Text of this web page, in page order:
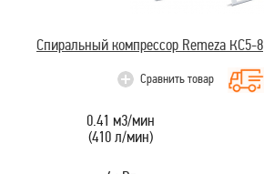
Спиральный компрессор Remeza КС5-8
Сравнить товар
0.41 м3/мин
(410 л/мин)